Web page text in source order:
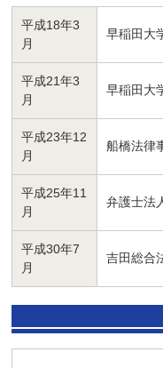
平成18年3
月
早稲田大
平成21年3
月
早稲田大
平成23年12
月
船橋法律
平成25年11
月
弁護士法
平成30年7
月
吉田総合